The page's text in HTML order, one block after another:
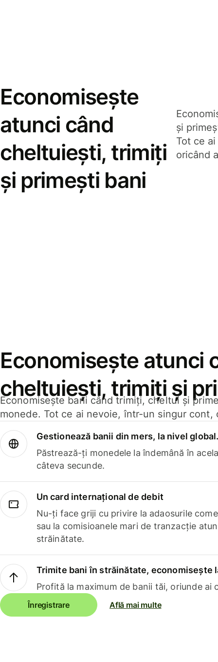
Economisește
atunci când
cheltuiești, trimiți
și primești bani
și
Tot ce
oricând
Economisește atunci
cheltuiești, trimiți și
Economisește bani când trimiți, cheltui și
monede. Tot ce ai nevoie, într-un singur cont,
Gestionează banii din mers, la nivel
Păstrează-ți monedele la îndemână în
câteva secunde.
Un card internațional de debit
Nu-ți face griji cu privire la adaosurile
sau la comisioanele mari de tranzacție
străinătate.
Trimite bani în străinătate, economisește
Profită la maximum de banii tăi, oriunde ai
Înregistrare Află mai multe